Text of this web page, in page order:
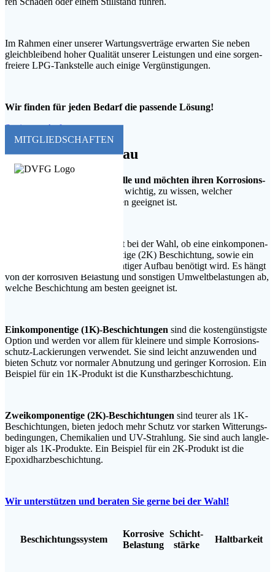
Im Rah­men einer unse­rer War­tungs­ver­trä­ge erwar­ten Sie neben
gleich­blei­bend hoher Qua­li­tät unse­rer Leis­tun­gen und eine sor­gen­
freie­re LPG-Tank­stel­le auch eini­ge Vergünstigungen.
Wir fin­den für jeden Bedarf die pas­sen­de Lösung!
Sanie­rung Anfragen
Beschich­tungs­auf­bau
Sie haben eine LPG Tank­stel­le und möch­ten ihren Kor­ro­si­ons­
Dann ist es wich­tig, zu wis­sen, wel­cher
Beschich­tungs­auf­bau am bes­ten geeig­net ist.
Die Unter­schie­de star­ten direkt bei der Wahl, ob eine ein­kom­po­nen­
ti­ge (1K) oder zwei­kom­po­nen­ti­ge (2K) Beschich­tung, sowie ein
ein­schich­ti­ger oder mehr­schich­ti­ger Auf­bau benö­tigt wird. Es hängt
von der kor­ro­si­ven Belas­tung und sons­ti­gen Umwelt­be­las­tun­gen ab,
wel­che Beschich­tung am bes­ten geeig­net ist.
Ein­kom­po­nen­ti­ge (1K)-Beschichtungen sind die kos­ten­güns­tigs­te
Opti­on und wer­den vor allem für klei­ne­re und simp­le Kor­ro­si­ons­
schutz-Lackie­run­gen ver­wen­det. Sie sind leicht anzu­wen­den und
bie­ten Schutz vor nor­ma­ler Abnut­zung und gerin­ger Kor­ro­si­on. Ein
Bei­spiel für ein 1K-Pro­dukt ist die Kunstharzbeschichtung.
Zwei­kom­po­nen­ti­ge (2K)-Beschichtungen sind teu­rer als 1K-
Beschich­tun­gen, bie­ten jedoch mehr Schutz vor star­ken Wit­te­rungs­
be­din­gun­gen, Che­mi­ka­li­en und UV-Strah­lung. Sie sind auch lang­le­
bi­ger als 1K-Pro­duk­te. Ein Bei­spiel für ein 2K-Pro­dukt ist die
Epoxidharzbeschichtung.
Wir unter­stüt­zen und bera­ten Sie ger­ne bei der Wahl!
Beschich­tungs­sys­tem
Kor­ro­si­ve
Belastung
Schicht­
stär­ke
Halt­bar­keit
MITGLIEDSCHAFTEN